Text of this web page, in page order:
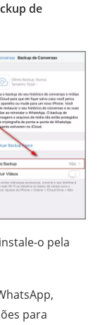
de
o pela
para